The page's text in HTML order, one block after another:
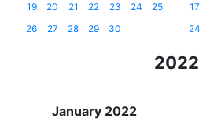
19
20 21 22 23 24
25
26
27 28 29 30
17
24
2022
January 2022